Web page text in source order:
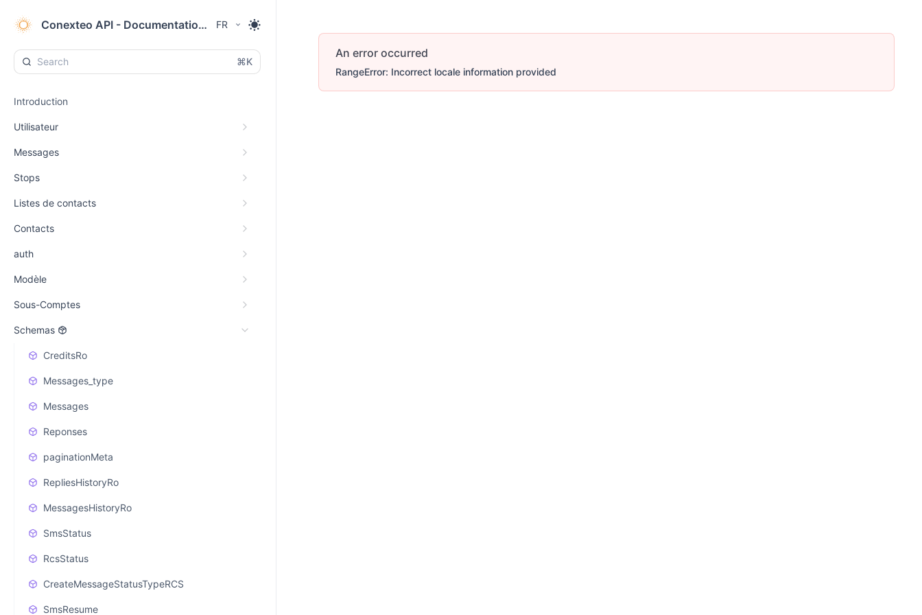
Conexteo API - Documentation SMS & RCS FR
⌘K
Introduction
Utilisateur
Messages
Stops
Listes de contacts
Contacts
auth
Modèle
Sous-Comptes
Schemas
CreditsRo
Messages_type
Messages
Reponses
paginationMeta
RepliesHistoryRo
MessagesHistoryRo
SmsStatus
RcsStatus
CreateMessageStatusTypeRCS
SmsResume
An error occurred
RangeError: Incorrect locale information provided